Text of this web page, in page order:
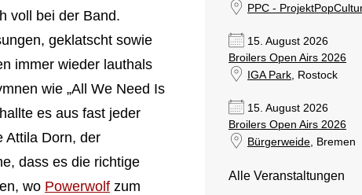
voll bei der Band.
geklatscht sowie
immer wieder lauthals
wie „All We Need Is
es aus fast jeder
Attila Dorn, der
dass es die richtige
wo Powerwolf zum
PPC -
15. August 2026
Broilers Open Airs 2026
IGA Park, Rostock
15. August 2026
Broilers Open Airs 2026
Bürgerweide, Bremen
Alle Veranstaltungen